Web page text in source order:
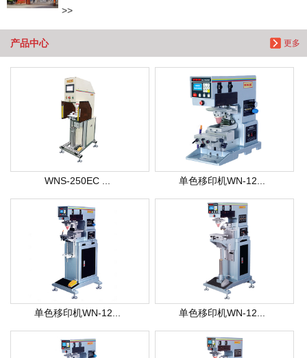
>>
更多
产品中心
WNS-250EC ... 单色移印机WN-12...
单色移印机WN-12... 单色移印机WN-12...